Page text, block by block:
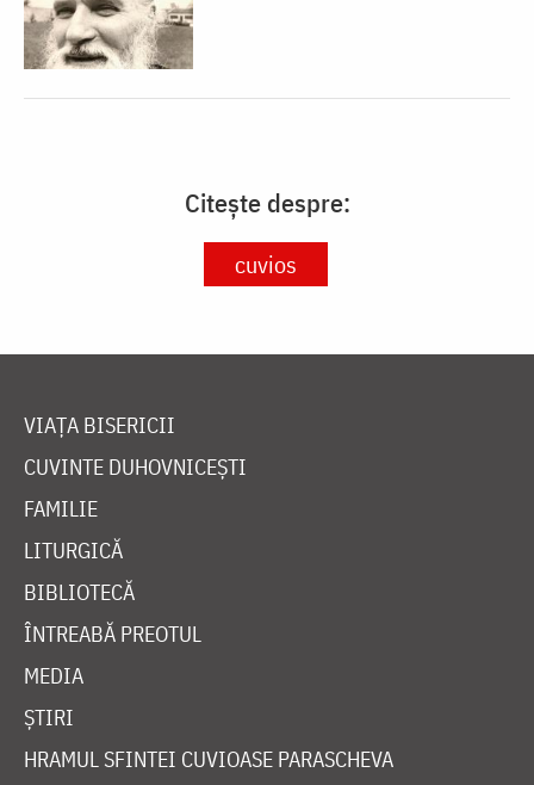
Citește despre:
cuvios
VIAȚA BISERICII
CUVINTE DUHOVNICEȘTI
FAMILIE
LITURGICĂ
BIBLIOTECĂ
ÎNTREABĂ PREOTUL
MEDIA
ȘTIRI
HRAMUL SFINTEI CUVIOASE PARASCHEVA